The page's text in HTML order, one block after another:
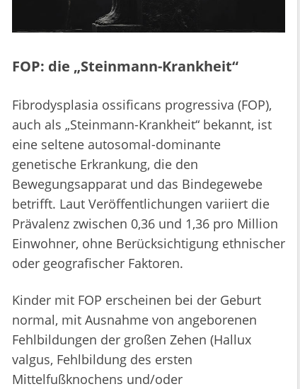
FOP: die „Steinmann-Krankheit“
Fibrodysplasia ossificans progressiva (FOP),
auch als „Steinmann-Krankheit“ bekannt, ist
eine seltene autosomal-dominante
genetische Erkrankung, die den
Bewegungsapparat und das Bindegewebe
betrifft. Laut Veröffentlichungen variiert die
Prävalenz zwischen 0,36 und 1,36 pro Million
Einwohner, ohne Berücksichtigung ethnischer
oder geografischer Faktoren.
Kinder mit FOP erscheinen bei der Geburt
normal, mit Ausnahme von angeborenen
Fehlbildungen der großen Zehen (Hallux
valgus, Fehlbildung des ersten
Mittelfußknochens und/oder